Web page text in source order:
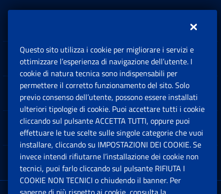
Sedi e Contatti
Software
Note Legali
App mobile
Questo sito utilizza i cookie per migliorare i servizi e
ottimizzare l’esperienza di navigazione dell’utente. I
cookie di natura tecnica sono indispensabili per
permettere il corretto funzionamento del sito. Solo
previo consenso dell’utente, possono essere installati
ulteriori tipologie di cookie. Puoi accettare tutti i cookie
cliccando sul pulsante ACCETTA TUTTI, oppure puoi
effettuare le tue scelte sulle singole categorie che vuoi
installare, cliccando su IMPOSTAZIONI DEI COOKIE. Se
invece intendi rifiutarne l’installazione dei cookie non
tecnici, puoi farlo cliccando sul pulsante RIFIUTA I
COOKIE NON TECNICI o chiudendo il banner. Per